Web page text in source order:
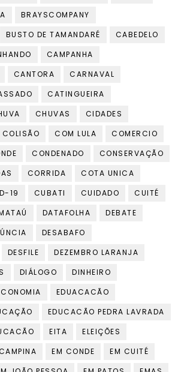
BRAYSCOMPANY
BUSTO DE TAMANDARÉ
CABEDELO
CAMPANHA
CANTORA
CARNAVAL
CATINGUEIRA
CHUVAS
CIDADES
COLISÃO COM LULA
COMERCIO
CONDENADO
CONSERVAÇÃO
CORRIDA
COTA UNICA
19 CUBATI CUIDADO
CUITÉ
DATAFOLHA
DEBATE
DESABAFO
DESFILE
DEZEMBRO LARANJA
DIÁLOGO
DINHEIRO
EDUACACÃO
EDUCACÃO PEDRA LAVRADA
EITA
ELEIÇÕES
EM CONDE
EM CUITÉ